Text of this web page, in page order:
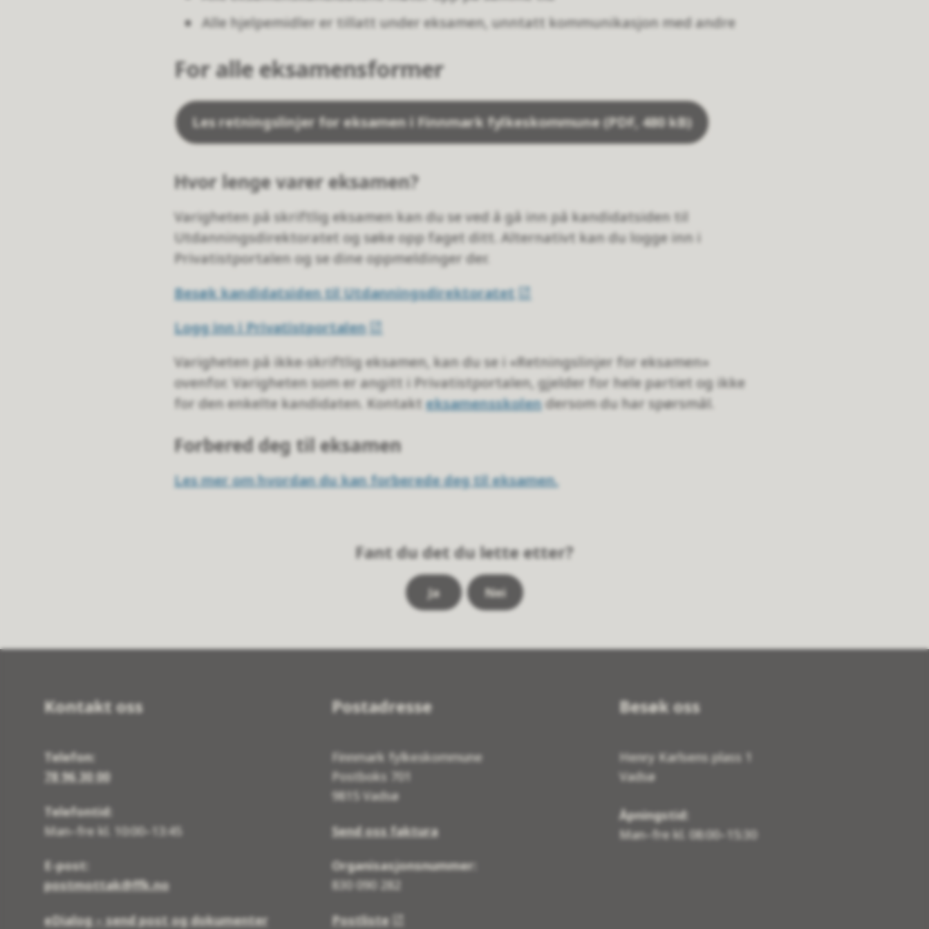
Alle hjelpemidler er tillatt under eksamen, unntatt kommunikasjon med andre
For alle eksamensformer
Les retningslinjer for eksamen i Finnmark fylkeskommune(PDF, 480 kB)
Hvor lenge varer eksamen?
Varigheten på skriftlig eksamen kan du se ved å gå inn på kandidatsiden til
Utdanningsdirektoratet og søke opp faget ditt. Alternativt kan du logge inn i
Privatistportalen og se dine oppmeldinger der.
Besøk kandidatsiden til Utdanningsdirektoratet
Logg inn i Privatistportalen
Varigheten på ikke-skriftlig eksamen, kan du se i «Retningslinjer for eksamen»
ovenfor. Varigheten som er angitt i Privatistportalen, gjelder for hele partiet og ikke
for den enkelte kandidaten. Kontakteksamensskolendersom du har spørsmål.
Forbered deg til eksamen
Les mer om hvordan du kan forberede deg til eksamen.
Fant du det du lette etter?
Ja Nei
Kontakt oss
Telefon:
78 96 30 00
Telefontid:
Man–fre kl. 10:00–13:45
E-post:
postmottak@ffk.no
eDialog – send post og dokumenter
Postadresse
Finnmark fylkeskommune
Postboks 701
9815 Vadsø
Send oss faktura
Organisasjonsnummer:
830 090 282
Postliste
Besøk oss
Henry Karlsens plass 1
Vadsø
Åpningstid:
Man–fre kl. 08:00–15:30